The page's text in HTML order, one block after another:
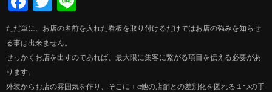
ただ単に、お店の名前を入れた看板を取り付けるだけではお店の強みを知らせ
る事は出来ません。
せっかくお店を出すのであれば、最大限に集客に繋がる項目を伝える必要があ
ります。
外装からお店の雰囲気を作り、そこに＋α他の店舗との差別化を図れる１つの手